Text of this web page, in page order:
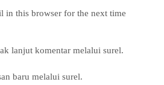
in this browser for the next time
lanjut komentar melalui surel.
baru melalui surel.